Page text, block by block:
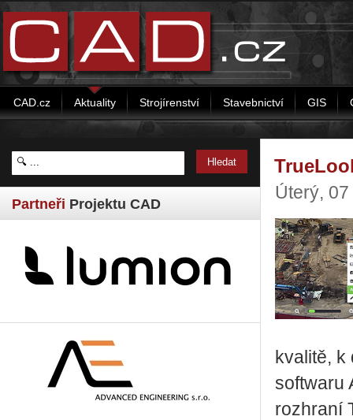
CAD.cz Aktuality Strojírenství Stavebnictví GIS
Partneři Projektu CAD
Úterý,
kvalitě, k
softwaru
rozhraní